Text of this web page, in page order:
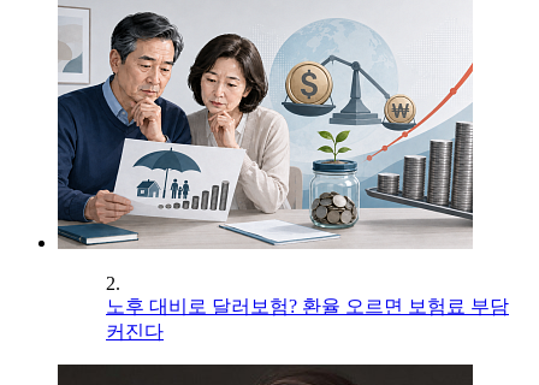
2.
노후 대비로 달러보험? 환율 오르면 보험료 부담
커진다